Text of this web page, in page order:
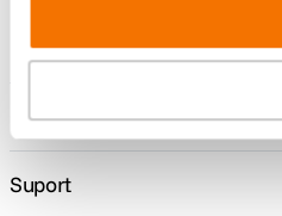
Comenzi si livrare
Suport